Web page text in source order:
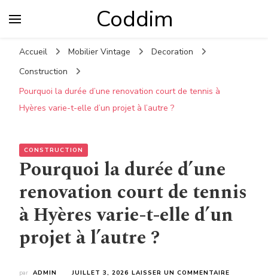
Coddim
Accueil Mobilier Vintage
Decoration
Construction
Pourquoi la durée d’une renovation court de tennis à
Hyères varie-t-elle d’un projet à l’autre ?
CONSTRUCTION
Pourquoi la durée d’une
renovation court de tennis
à Hyères varie-t-elle d’un
projet à l’autre ?
par ADMIN JUILLET 3, 2026 LAISSER UN COMMENTAIRE